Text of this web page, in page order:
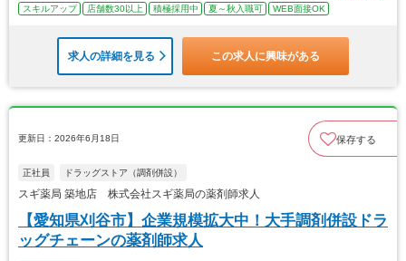
スキルアップ
店舗数30以上 積極採用中 夏～秋入職可 WEB面接OK
求人の詳細を見る この求人に興味がある
更新日：2026年6月18日 保存する
正社員 ドラッグストア（調剤併設）
スギ薬局 築地店 株式会社スギ薬局の薬剤師求人
【愛知県刈谷市】企業規模拡大中！大手調剤併設ドラ
ッグチェーンの薬剤師求人